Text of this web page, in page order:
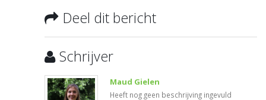
Deel dit bericht
Schrijver
Maud Gielen
Heeft nog geen beschrijving ingevuld